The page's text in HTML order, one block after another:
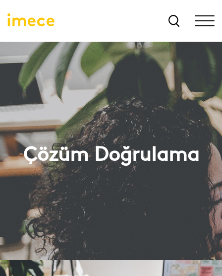
Çözüm Doğrulama